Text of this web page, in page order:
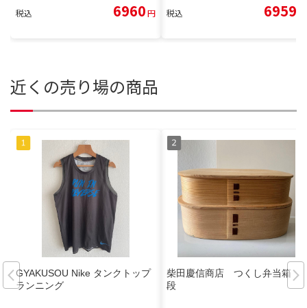
税込 6960円 税込 6959
近くの売り場の商品
GYAKUSOU Nike タンクトップ
ランニング
柴田慶信商店 つくし弁当箱 2
段